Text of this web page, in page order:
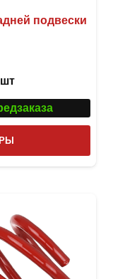
подвески
товар